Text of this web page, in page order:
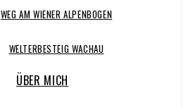
WEG AM WIENER ALPENBOGEN
WELTERBESTEIG WACHAU
ÜBER MICH